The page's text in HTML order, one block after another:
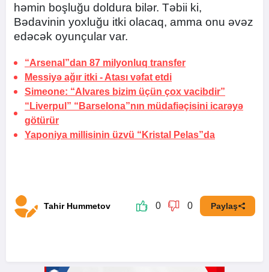
həmin boşluğu doldura bilər. Təbii ki,
Bədavinin yoxluğu itki olacaq, amma onu əvəz
edəcək oyunçular var.
“Arsenal”dan 87 milyonluq transfer
Messiyə ağır itki - Atası vəfat etdi
Simeone: “Alvares bizim üçün çox vacibdir”
“Liverpul” “Barselona”nın müdafiəçisini icarəyə
götürür
Yaponiya millisinin üzvü “Kristal Pelas”da
Tahir Hummetov 0 0 Paylaş